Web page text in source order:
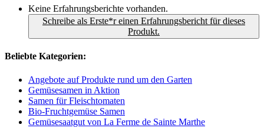
Keine Erfahrungsberichte vorhanden.
Schreibe als Erste*r einen Erfahrungsbericht für dieses
Produkt.
Beliebte Kategorien:
Angebote auf Produkte rund um den Garten
Gemüsesamen in Aktion
Samen für Fleischtomaten
Bio-Fruchtgemüse Samen
Gemüsesaatgut von La Ferme de Sainte Marthe